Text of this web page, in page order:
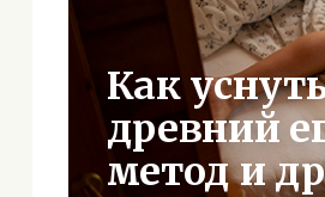
Как
древний
метод и